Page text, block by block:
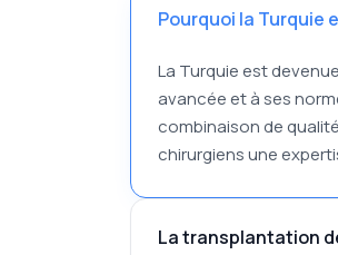
Pourquoi la Turquie
La Turquie est
avancée et à ses
combinaison de
chirurgiens une
La transplantation